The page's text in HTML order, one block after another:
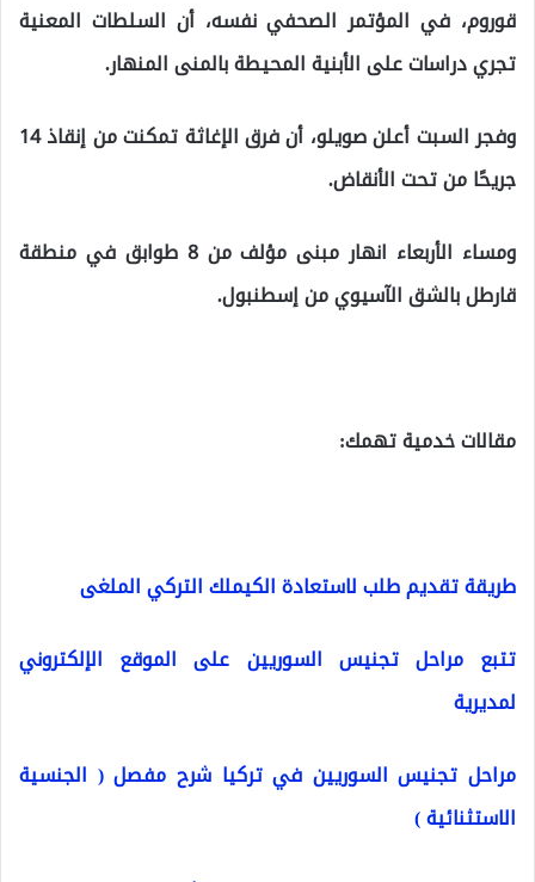
قوروم، في المؤتمر الصحفي نفسه، أن السلطات المعنية
تجري دراسات على الأبنية المحيطة بالمنى المنهار.
وفجر السبت أعلن صويلو، أن فرق الإغاثة تمكنت من إنقاذ 14
جريحًا من تحت الأنقاض.
ومساء الأربعاء انهار مبنى مؤلف من 8 طوابق في منطقة
قارطل بالشق الآسيوي من إسطنبول.
مقالات خدمية تهمك:
طريقة تقديم طلب لاستعادة الكيملك التركي الملغى
تتبع مراحل تجنيس السوريين على الموقع الإلكتروني
لمديرية
مراحل تجنيس السوريين في تركيا شرح مفصل ( الجنسية
الاستثنائية )